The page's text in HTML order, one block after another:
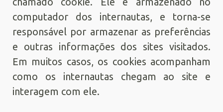
computador dos internautas, e torna-se
responsável por armazenar as preferências
e outras informações dos sites visitados.
Em muitos casos, os cookies acompanham
como os internautas chegam ao site e
interagem com ele.